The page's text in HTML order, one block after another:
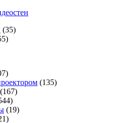
(35)
(135)
(167)
(19)